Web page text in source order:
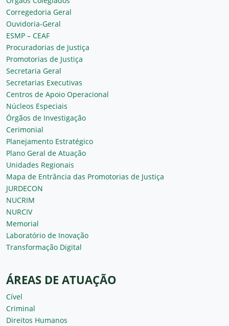
Corregedoria Geral
Ouvidoria-Geral
ESMP – CEAF
Procuradorias de Justiça
Promotorias de Justiça
Secretaria Geral
Secretarias Executivas
Centros de Apoio Operacional
Núcleos Especiais
Órgãos de Investigação
Cerimonial
Planejamento Estratégico
Plano Geral de Atuação
Unidades Regionais
Mapa de Entrância das Promotorias de Justiça
JURDECON
NUCRIM
NURCIV
Memorial
Laboratório de Inovação
Transformação Digital
ÁREAS DE ATUAÇÃO
Cível
Criminal
Direitos Humanos